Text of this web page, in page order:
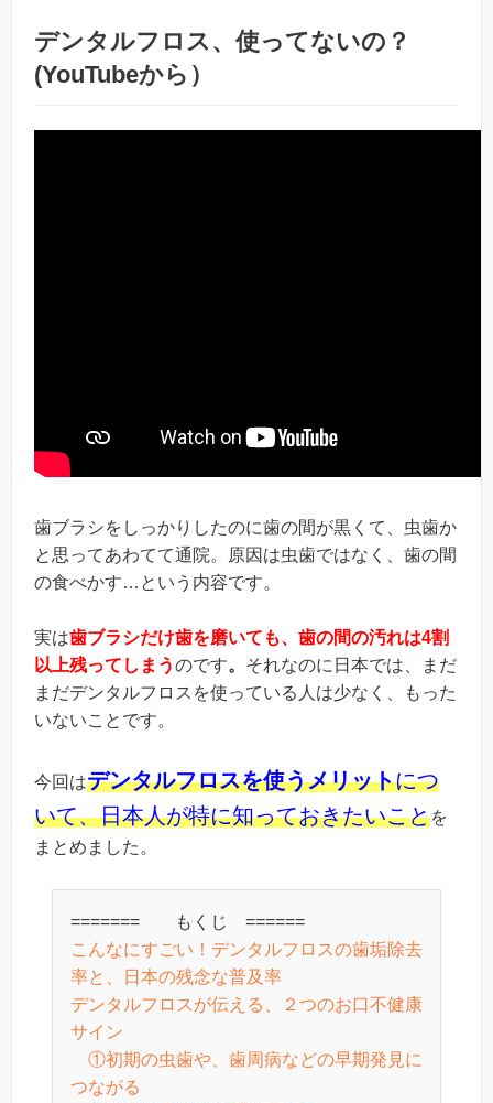
デンタルフロス、使ってないの？
(YouTubeから）
歯ブラシをしっかりしたのに歯の間が黒くて、虫歯か
と思ってあわてて通院。原因は虫歯ではなく、歯の間
の食べかす…という内容です。
実は歯ブラシだけ歯を磨いても、歯の間の汚れは4割
以上残ってしまうのです。 それなのに日本では、まだ
まだデンタルフロスを使っている人は少なく、もった
いないことです。
今回はデンタルフロスを使うメリットにつ
いて、日本人が特に知っておきたいことを
まとめました。
======= もくじ ======
こんなにすごい！デンタルフロスの歯垢除去
率と、日本の残念な普及率
デンタルフロスが伝える、２つのお口不健康
サイン
①初期の虫歯や、歯周病などの早期発見に
つながる